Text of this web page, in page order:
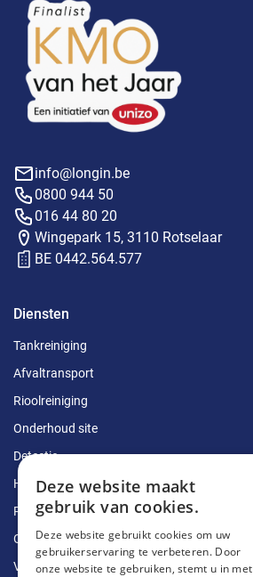
info@longin.be
0800 944 50
016 44 80 20
Wingepark 15, 3110 Rotselaar
BE 0442.564.577
Diensten
Tankreiniging
Afvaltransport
Rioolreiniging
Onderhoud site
Detectie
Herstellingen
Ruimingen
Ontstoppingen
Vetputten
Deze website maakt
gebruik van cookies.
Deze website gebruikt cookies om uw
gebruikerservaring te verbeteren. Door
onze website te gebruiken, stemt u in met